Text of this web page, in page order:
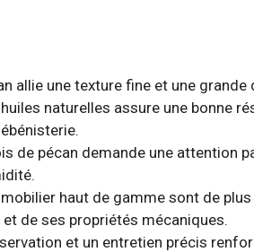
allie une texture fine et une
naturelles assure une bonne
de pécan demande une attention
haut de gamme sont de
de ses propriétés mécaniques.
et un entretien précis